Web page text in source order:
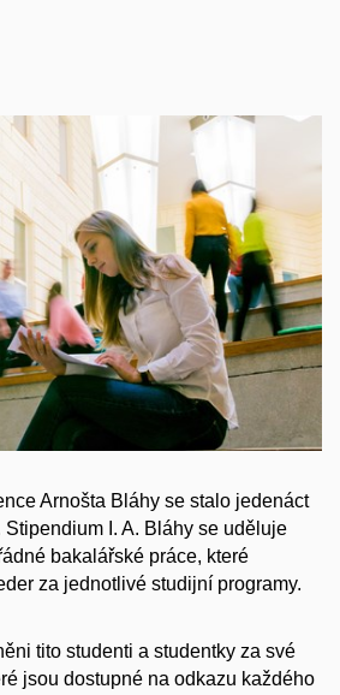
Arnošta Bláhy se stalo jedenáct
I. A. Bláhy se uděluje
bakalářské práce, které
za jednotlivé studijní programy.
tito studenti a studentky za své
jsou dostupné na odkazu každého